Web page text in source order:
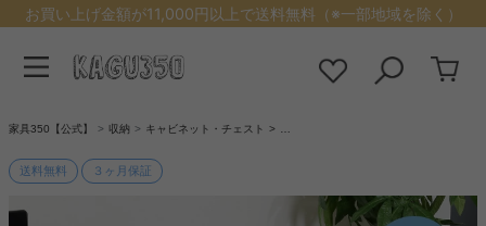
お買い上げ金額が11,000円以上で送料無料（※一部地域を除く）
家具350【公式】 収納 キャビネット・チェスト
送料無料 ３ヶ月保証